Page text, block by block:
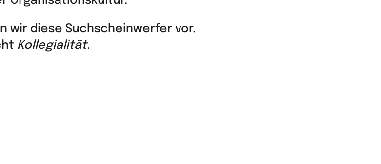
wir diese Suchscheinwerfer vor.
Kollegialität.